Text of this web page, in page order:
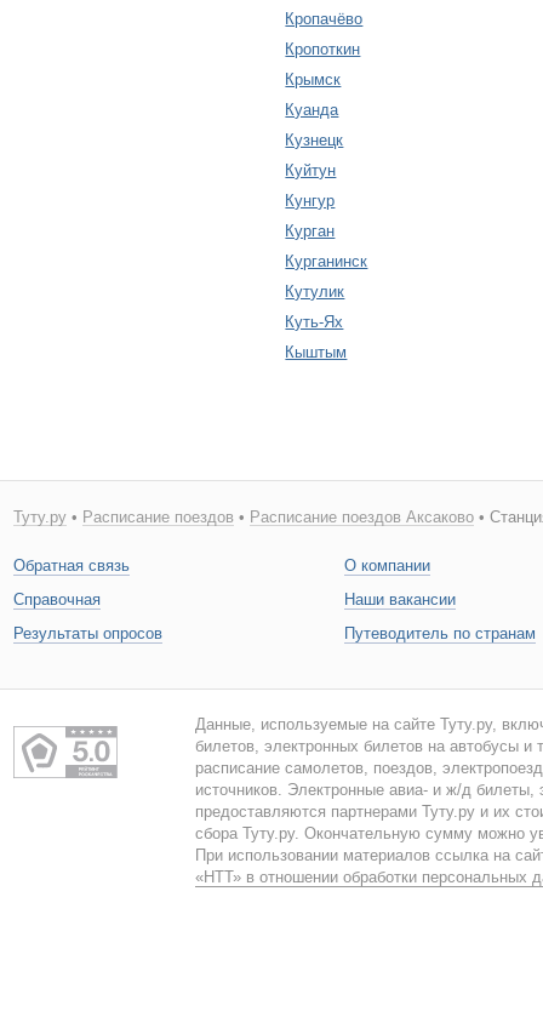
Кропачёво
Кропоткин
Крымск
Куанда
Кузнецк
Куйтун
Кунгур
Курган
Курганинск
Кутулик
Куть-Ях
Кыштым
Туту.ру• Расписание поездов • Расписание поездов Аксаково•
Обратная связь
Справочная
Результаты опросов
О компании
Наши вакансии
Путеводитель по странам
Данные, используемые на сайте Туту.ру,
билетов, электронных билетов на автобусы и
расписание самолетов, поездов,
источников. Электронные авиа- и ж/д билеты,
предоставляются партнерами Туту.ру и их
сбора Туту.ру. Окончательную сумму можно
При использовании материалов ссылка на
«НТТ» в отношении обработки персональных